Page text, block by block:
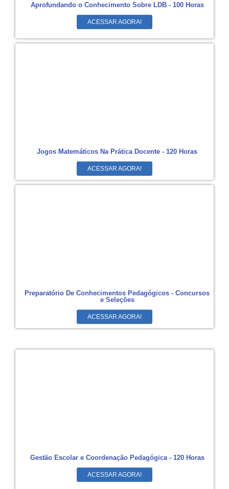
Aprofundando o Conhecimento Sobre LDB - 100 Horas
ACESSAR AGORA!
Jogos Matemáticos Na Prática Docente - 120 Horas
ACESSAR AGORA!
Preparatório De Conhecimentos Pedagógicos - Concursos
e Seleções
ACESSAR AGORA!
Gestão Escolar e Coordenação Pedagógica - 120 Horas
ACESSAR AGORA!